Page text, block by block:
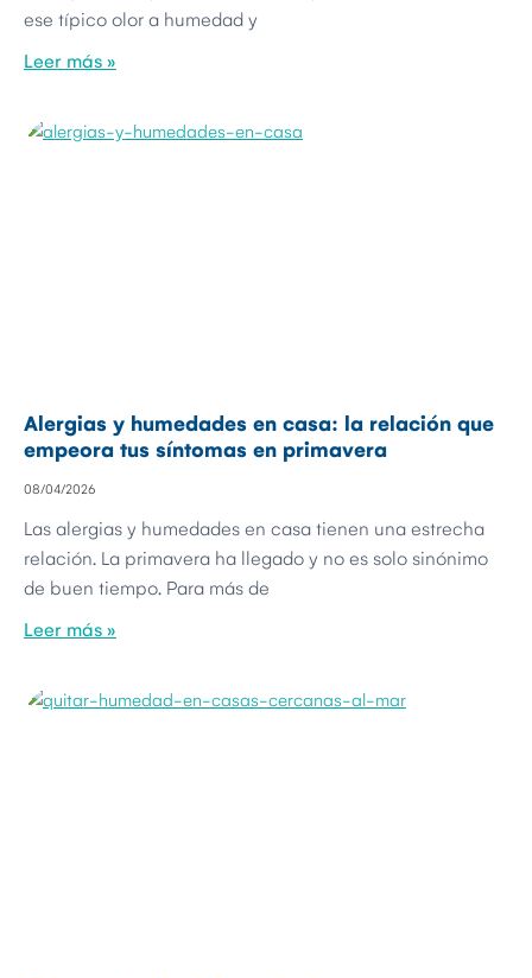
ese típico olor a humedad y
Leer más »
Alergias y humedades en casa: la relación que
empeora tus síntomas en primavera
08/04/2026
Las alergias y humedades en casa tienen una estrecha
relación. La primavera ha llegado y no es solo sinónimo
de buen tiempo. Para más de
Leer más »